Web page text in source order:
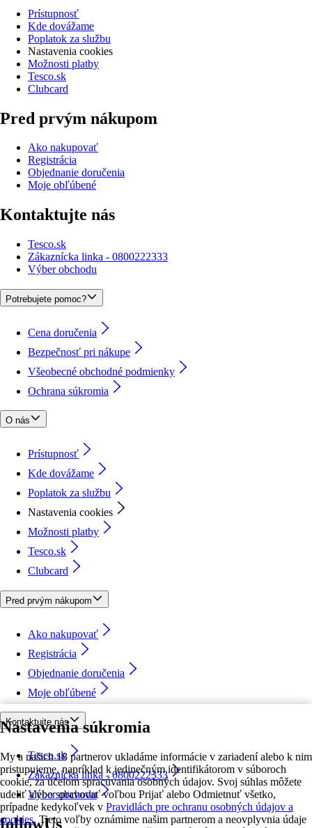
Nastavenia súkromia
My a našich 18 partnerov ukladáme informácie v zariadení alebo k nim
pristupujeme, napríklad k jedinečným identifikátorom v súboroch
cookie, za účelom spracúvania osobných údajov. Svoj súhlas môžete
udeliť alebo spravovať voľbou Prijať alebo Odmietnuť všetko,
prípadne kedykoľvek v Pravidlách pre ochranu osobných údajov a
cookies. Tieto voľby oznámime našim partnerom a neovplyvnia údaje
Prístupnosť
Kde dovážame
Poplatok za službu
Nastavenia cookies
Možnosti platby
Tesco.sk
Clubcard
Pred prvým nákupom
Ako nakupovať
Registrácia
Objednanie doručenia
Moje obľúbené
Kontaktujte nás
Tesco.sk
Zákaznícka linka - 0800222333
Výber obchodu
Potrebujete pomoc?
Cena doručenia
Bezpečnosť pri nákupe
Všeobecné obchodné podmienky
Ochrana súkromia
O nás
Prístupnosť
Kde dovážame
Poplatok za službu
Nastavenia cookies
Možnosti platby
Tesco.sk
Clubcard
Pred prvým nákupom
Ako nakupovať
Registrácia
Objednanie doručenia
Moje obľúbené
Kontaktujte nás
Tesco.sk
Zákaznícka linka - 0800222333
Výber obchodu
followUs